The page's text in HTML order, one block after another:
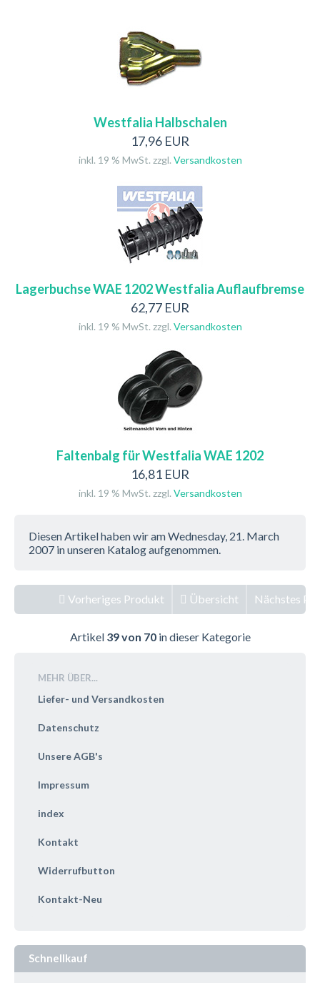
Westfalia Halbschalen
17,96 EUR
inkl. 19 % MwSt. zzgl. Versandkosten
Lagerbuchse WAE 1202 Westfalia Auflaufbremse
62,77 EUR
inkl. 19 % MwSt. zzgl. Versandkosten
Faltenbalg für Westfalia WAE 1202
16,81 EUR
inkl. 19 % MwSt. zzgl. Versandkosten
Diesen Artikel haben wir am Wednesday, 21. March
2007 in unseren Katalog aufgenommen.
Vorheriges Produkt Übersicht Nächstes
Artikel 39 von 70in dieser Kategorie
MEHR ÜBER...
Liefer- und Versandkosten
Datenschutz
Unsere AGB's
Impressum
index
Kontakt
Widerrufbutton
Kontakt-Neu
Schnellkauf